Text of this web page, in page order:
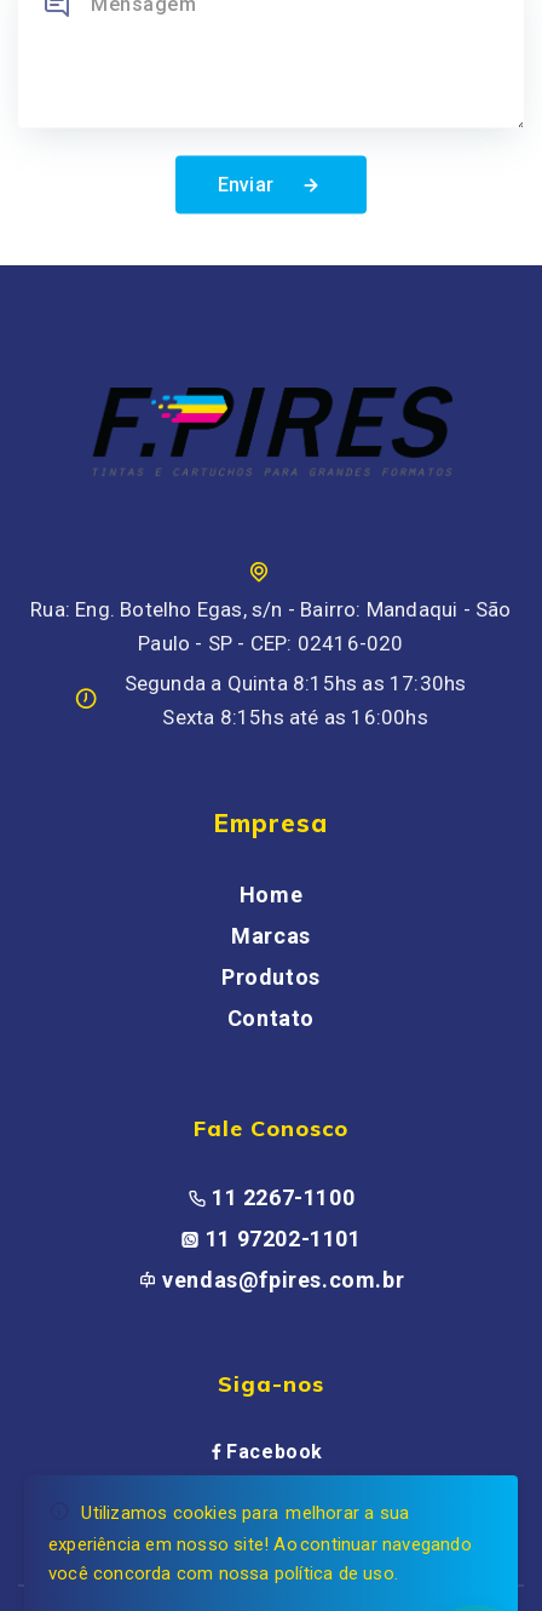
Enviar
Rua: Eng. Botelho Egas, s/n - Bairro: Mandaqui - São
Paulo - SP - CEP: 02416-020
Segunda a Quinta 8:15hs as 17:30hs
Sexta 8:15hs até as 16:00hs
Empresa
Home
Marcas
Produtos
Contato
Fale Conosco
11 2267-1100
11 97202-1101
vendas@fpires.com.br
Siga-nos
Facebook
Utilizamos cookies para melhorar a sua
experiência em nosso site! Ao continuar navegando
você concorda com nossa política de uso.